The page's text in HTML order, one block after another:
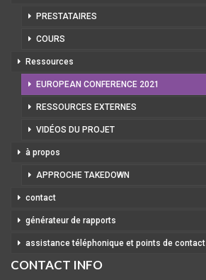
PRESTATAIRES
COURS
Ressources
EUROPEAN CONFERENCE 2021
RESSOURCES EXTERNES
VIDÉOS DU PROJET
à propos
APPROCHE TAKEDOWN
contact
générateur de rapports
assistance téléphonique et points de contact
CONTACT INFO